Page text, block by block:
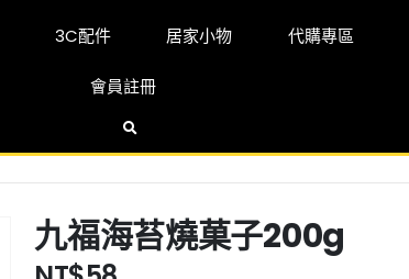
3C配件 居家小物 代購專區
會員註冊
九福海苔燒菓子200g